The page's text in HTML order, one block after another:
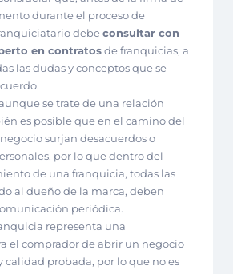
durante el proceso de
debeconsultar con
en contratosde franquicias, a
las dudas y conceptos que se
se trate de una relación
es posible que en el camino del
surjan desacuerdos o
por lo que dentro del
de una franquicia, todas las
al dueño de la marca, deben
periódica.
representa una
el comprador de abrir un negocio
calidad probada, por lo que no es